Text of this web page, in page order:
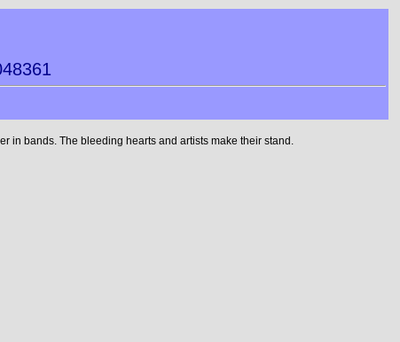
in bands. The bleeding hearts and artists make their stand.